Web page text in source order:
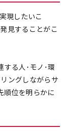
現したいこ
見することがこ
する人･モノ･環
ングしながらサ
順位を明らかに